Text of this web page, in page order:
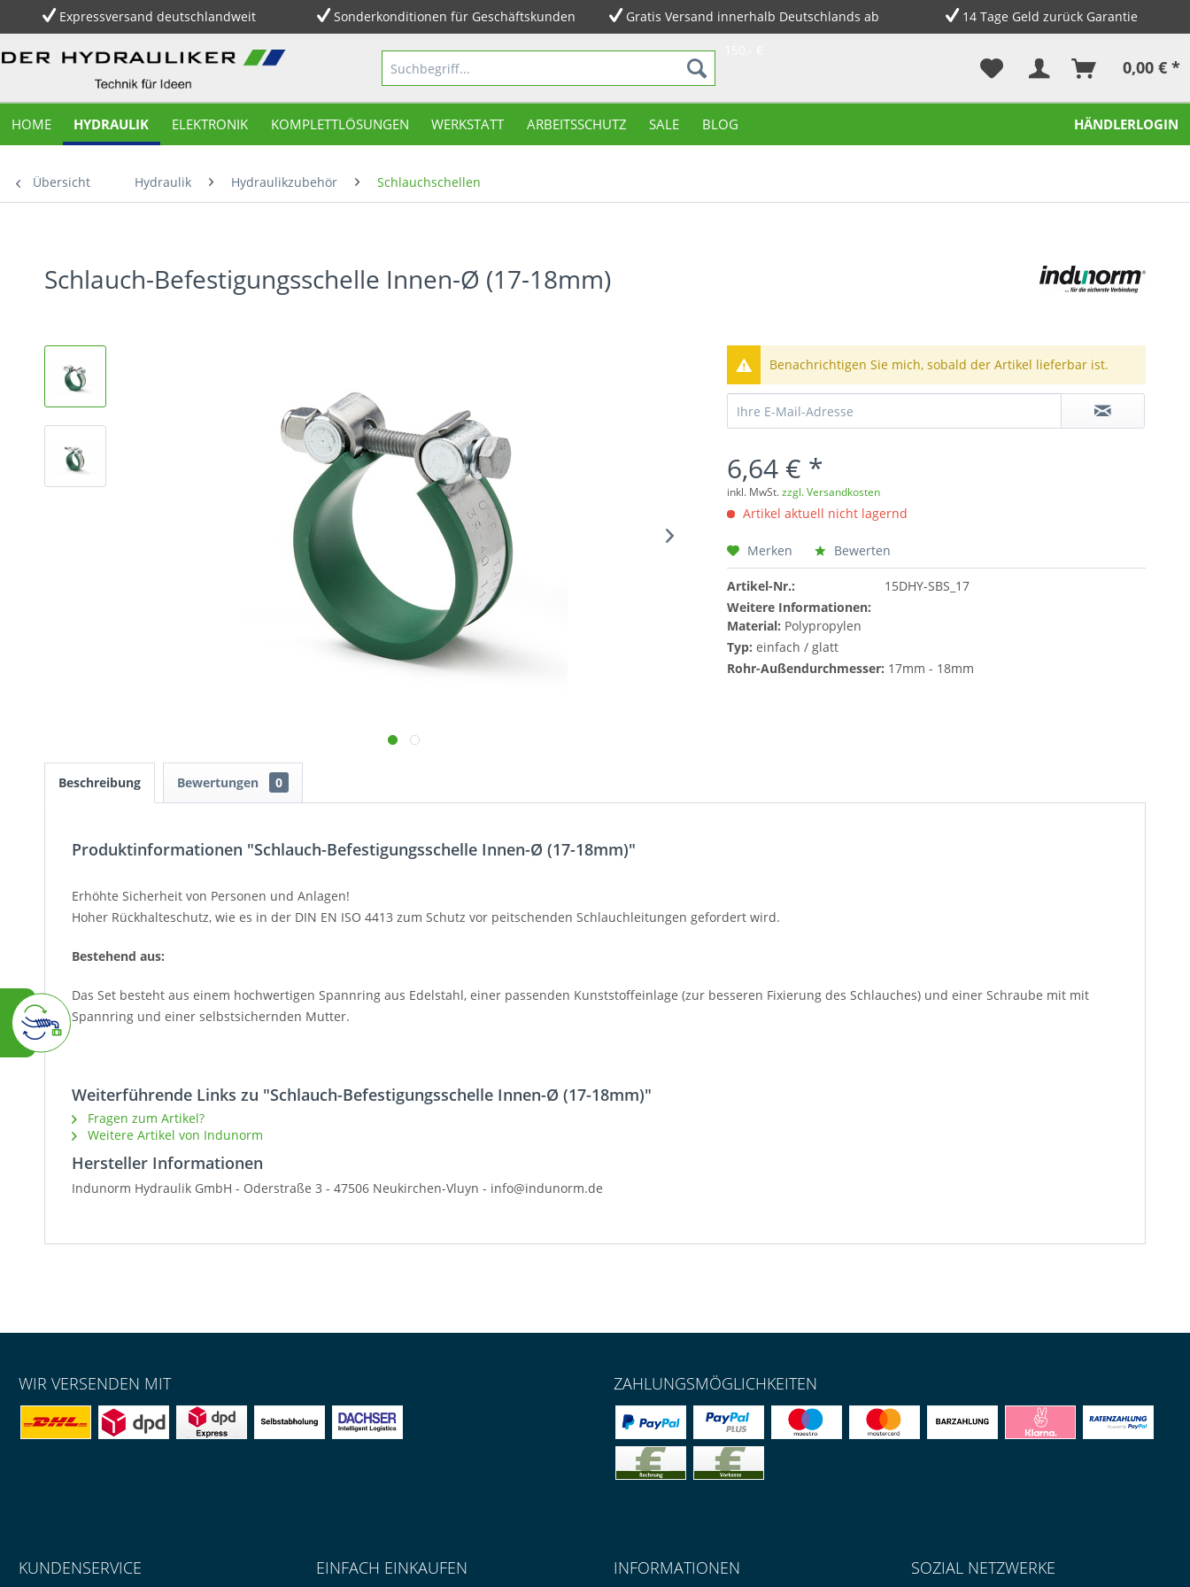
Expressversand deutschlandweit Sonderkonditionen für Geschäftskunden
Gratis Versand innerhalb Deutschlands ab
14 Tage Geld zurück Garantie
0,00 € *
HOME HYDRAULIK ELEKTRONIK KOMPLETTLÖSUNGEN WERKSTATT ARBEITSSCHUTZ SALE BLOG HÄNDLERLOGIN
Übersicht Hydraulik Hydraulikzubehör Schlauchschellen
Schlauch-Befestigungsschelle Innen-Ø (17-18mm)
Benachrichtigen Sie mich, sobald der Artikel lieferbar ist.
6,64 € *
inkl. MwSt.zzgl. Versandkosten
Artikel aktuell nicht lagernd
Merken Bewerten
Artikel-Nr.:
15DHY-SBS_17
Weitere Informationen:
Material: Polypropylen
Typ:einfach / glatt
Rohr-Außendurchmesser: 17mm - 18mm
Beschreibung Bewertungen 0
Produktinformationen "Schlauch-Befestigungsschelle Innen-Ø (17-18mm)"
Erhöhte Sicherheit von Personen und Anlagen!
Hoher Rückhalteschutz, wie es in der DIN EN ISO 4413 zum Schutz vor peitschenden Schlauchleitungen gefordert wird.
Bestehend aus:
Das Set besteht aus einem hochwertigen Spannring aus Edelstahl, einer passenden Kunststoffeinlage (zur besseren Fixierung des Schlauches) und einer Schraube mit mit
Spannring und einer selbstsichernden Mutter.
Weiterführende Links zu "Schlauch-Befestigungsschelle Innen-Ø (17-18mm)"
Fragen zum Artikel?
Weitere Artikel von Indunorm
Hersteller Informationen
Indunorm Hydraulik GmbH - Oderstraße 3 - 47506 Neukirchen-Vluyn - info@indunorm.de
WIR VERSENDEN MIT ZAHLUNGSMÖGLICHKEITEN
KUNDENSERVICE EINFACH EINKAUFEN INFORMATIONEN SOZIAL NETZWERKE